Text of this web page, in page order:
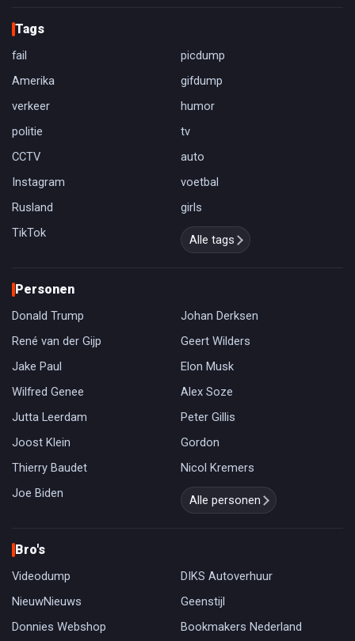
Tags
fail
picdump
Amerika
gifdump
verkeer
humor
politie
tv
CCTV
auto
Instagram
voetbal
Rusland
girls
TikTok
Alle tags
Personen
Donald Trump
Johan Derksen
René van der Gijp
Geert Wilders
Jake Paul
Elon Musk
Wilfred Genee
Alex Soze
Jutta Leerdam
Peter Gillis
Joost Klein
Gordon
Thierry Baudet
Nicol Kremers
Joe Biden
Alle personen
Bro's
Videodump
DIKS Autoverhuur
NieuwNieuws
Geenstijl
Donnies Webshop
Bookmakers Nederland